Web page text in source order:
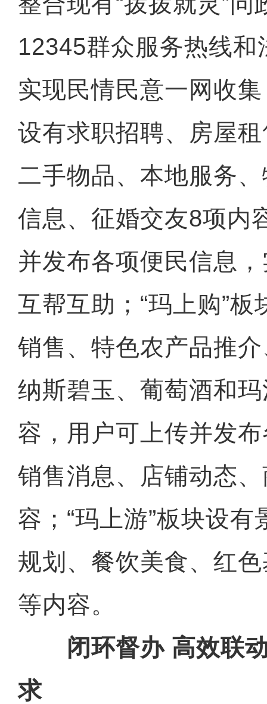
12345群众服务热线和
实现民情民意一网收集
设有求职招聘、房屋
二手物品、本地服务
信息、征婚交友8项内
并发布各项便民信息
互帮互助；“玛上购”
销售、特色农产品推
纳斯碧玉、葡萄酒和
容，用户可上传并发
销售消息、店铺动态
容；“玛上游”板块设
规划、餐饮美食、红
等内容。
闭环督办 高效联动
求